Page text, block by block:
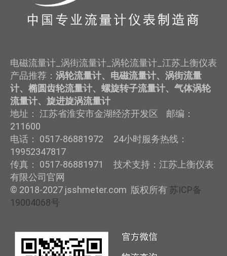
电磁流量计_涡街流量计_涡轮流量计_江苏上衡仪表
产品推荐： 涡轮流量计、电磁流量计、涡街流量
计、椭圆齿轮流量计、螺旋转子流量计、气体涡轮
流量计、旋进旋涡流量计
地址： 江苏省淮安市金湖经济开发区 邮编：
211600
电话： 0517-86881972 24小时服务热线：
19952347817
传真： 0517-86881971 技术支持：江苏上衡仪表
有限公司官网
© 2018-2027 jsshmeter.com 版权所有 苏ICP备
19004068号